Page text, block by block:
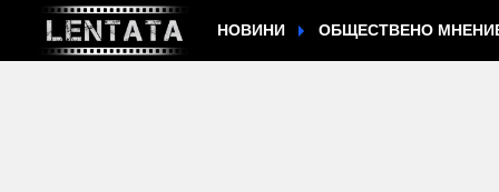
НОВИНИ ОБЩЕСТВЕНО